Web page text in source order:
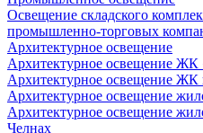
Освещение складского
промышленно-торговых
Архитектурное освещение
Архитектурное освещение
Архитектурное освещение
Архитектурное освещение
Архитектурное освещение
Челнах